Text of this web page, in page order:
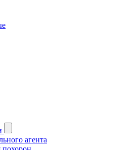
агента